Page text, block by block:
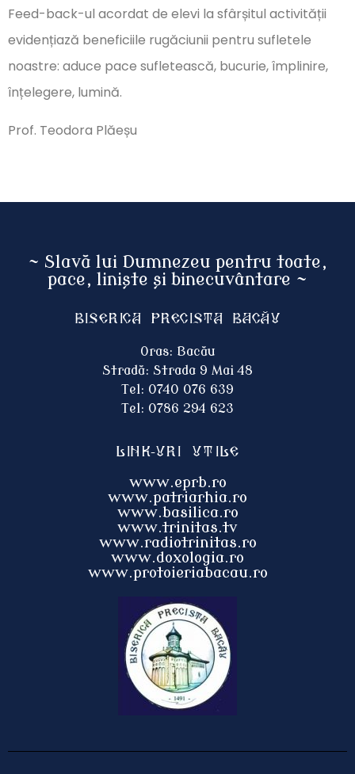
Feed-back-ul acordat de elevi la sfârșitul activității
evidențiază beneficiile rugăciunii pentru sufletele
noastre: aduce pace sufletească, bucurie, împlinire,
înțelegere, lumină.
Prof. Teodora Plăeșu
~ Slavă lui Dumnezeu pentru toate,
pace, liniște și binecuvântare ~
Biserica Precista BACĂU
Oras: Bacău
Stradă: Strada 9 Mai 48
Tel: 0740 076 639
Tel: 0786 294 623
Link-uri utile
www.eprb.ro
www.patriarhia.ro
www.basilica.ro
www.trinitas.tv
www.radiotrinitas.ro
www.doxologia.ro
www.protoieriabacau.ro